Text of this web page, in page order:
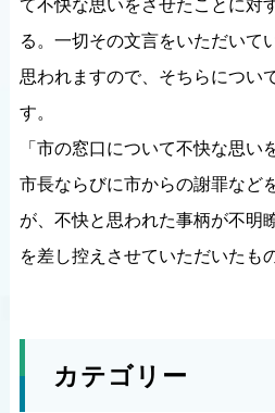
て不快な思いをさせたことに対
る。一切その文言をいただいて
思われますので、そちらについ
す。
「市の窓口について不快な思い
市長ならびに市からの謝罪など
が、不快と思われた事柄が不明
を差し控えさせていただいたも
カテゴリー